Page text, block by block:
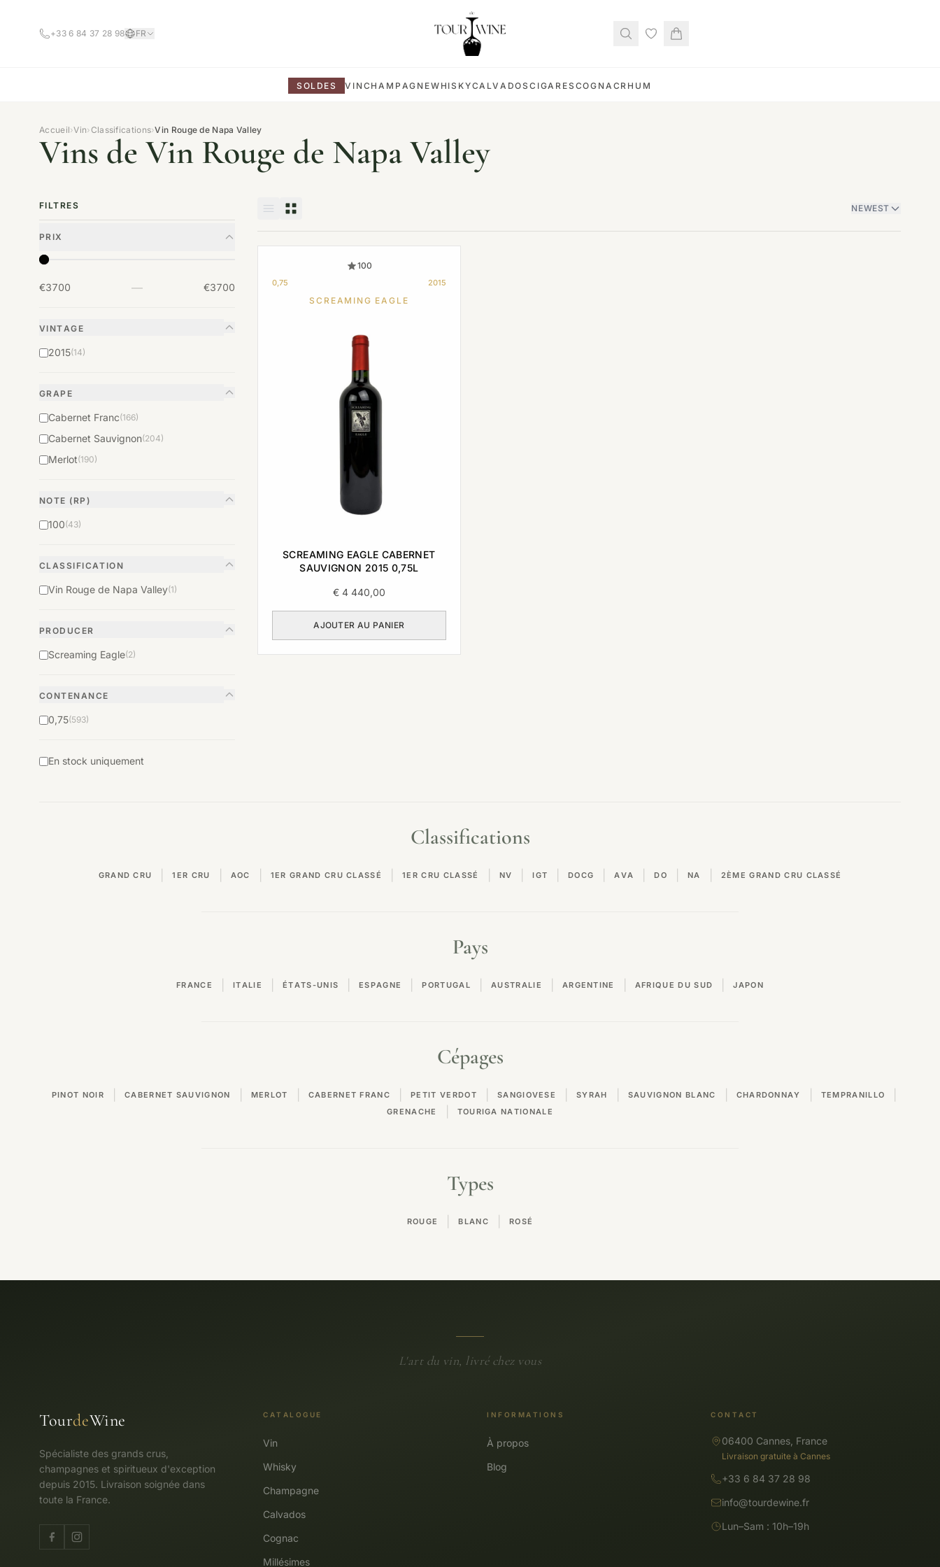
+33 6 84 37 28 98 FR
SOLDES VIN CHAMPAGNEWHISKYCALVADOS CIGARES COGNAC RHUM
Accueil›Vin›Classifications›Vin Rouge de Napa Valley
Vins de Vin Rouge de Napa Valley
FILTRES
PRIX
€3700 — €3700
VINTAGE
2015(14)
GRAPE
Cabernet Franc(166)
Cabernet Sauvignon(204)
Merlot(190)
NOTE (RP)
100(43)
CLASSIFICATION
Vin Rouge de Napa Valley(1)
PRODUCER
Screaming Eagle(2)
CONTENANCE
0,75(593)
En stock uniquement
NEWEST
100
0,75 2015
SCREAMING EAGLE
SCREAMING EAGLE CABERNET
SAUVIGNON 2015 0,75L
€4 440,00
AJOUTER AU PANIER
Classifications
GRAND CRU 1ER CRU AOC 1ER GRAND CRU CLASSÉ 1ER CRU CLASSÉ NV IGT DOCG AVA DO NA 2ÈME GRAND CRU CLASSÉ
Pays
FRANCE ITALIE ÉTATS-UNIS ESPAGNE PORTUGAL AUSTRALIE ARGENTINE AFRIQUE DU SUD JAPON
Cépages
PINOT NOIR CABERNET SAUVIGNON MERLOT CABERNET FRANC PETIT VERDOT SANGIOVESE SYRAH SAUVIGNON BLANC CHARDONNAY TEMPRANILLO
GRENACHE TOURIGA NATIONALE
Types
ROUGE BLANC ROSÉ
L'art du vin, livré chez vous
TourdeWine
Spécialiste des grands crus,
champagnes et spiritueux d'exception
depuis 2015. Livraison soignée dans
toute la France.
CATALOGUE
Vin
Whisky
Champagne
Calvados
Cognac
Millésimes
INFORMATIONS
À propos
Blog
CONTACT
06400 Cannes, France
Livraison gratuite à Cannes
+33 6 84 37 28 98
info@tourdewine.fr
Lun–Sam : 10h–19h